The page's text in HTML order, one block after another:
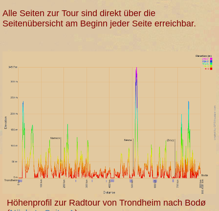
Alle Seiten zur Tour sind direkt über die
Seitenübersicht am Beginn jeder Seite erreichbar.
Höhenprofil zur Radtour von Trondheim nach Bodø